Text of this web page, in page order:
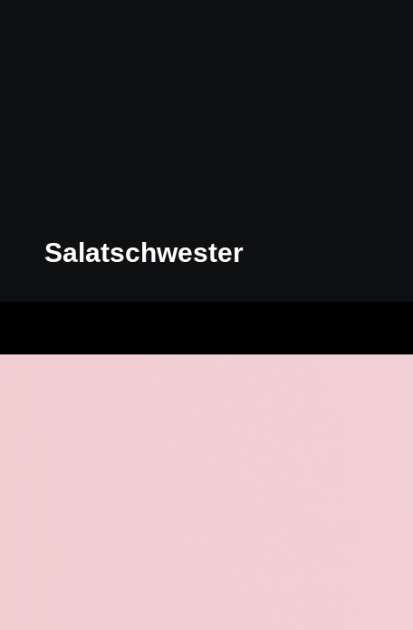
Salatschwester